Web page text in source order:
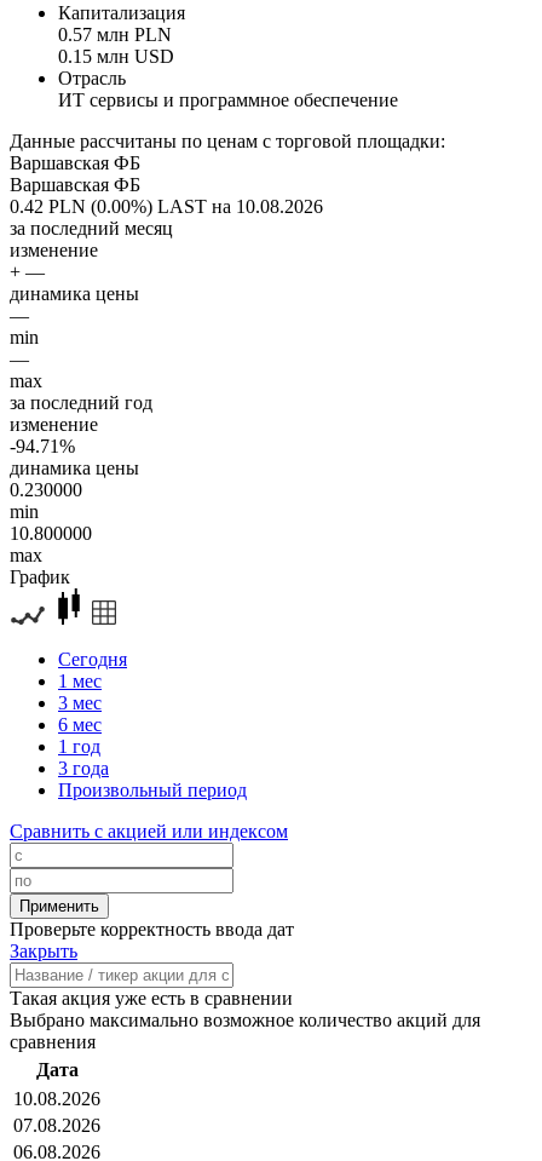
Капитализация
0.57 млн PLN
0.15 млн USD
Отрасль
ИТ сервисы и программное обеспечение
Данные рассчитаны по ценам с торговой площадки:
Варшавская ФБ
Варшавская ФБ
0.42 PLN (0.00%) LAST на 10.08.2026
за последний месяц
изменение
+ —
динамика цены
—
min
—
max
за последний год
изменение
-94.71%
динамика цены
0.230000
min
10.800000
max
График
Сегодня
1 мес
3 мес
6 мес
1 год
3 года
Произвольный период
Сравнить с акцией или индексом
Проверьте корректность ввода дат
Закрыть
Такая акция уже есть в сравнении
Выбрано максимально возможное количество акций для
сравнения
Дата
10.08.2026
07.08.2026
06.08.2026